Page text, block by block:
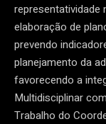
representatividade
elaboração de
prevendo
planejamento da
favorecendo a
Multidisciplinar
Trabalho do